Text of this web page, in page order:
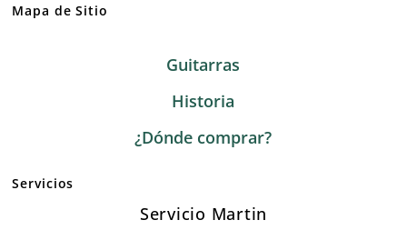
Mapa de Sitio
Guitarras
Historia
¿Dónde comprar?
Servicios
Servicio Martin